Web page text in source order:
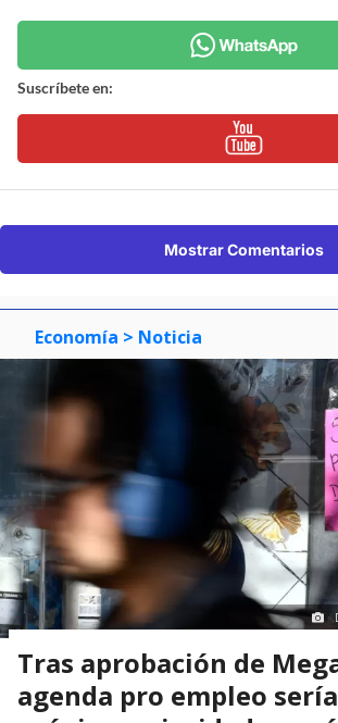
Suscríbete en:
Mostrar Comentarios
Economía > Noticia
Tras aprobación de
agenda pro empleo